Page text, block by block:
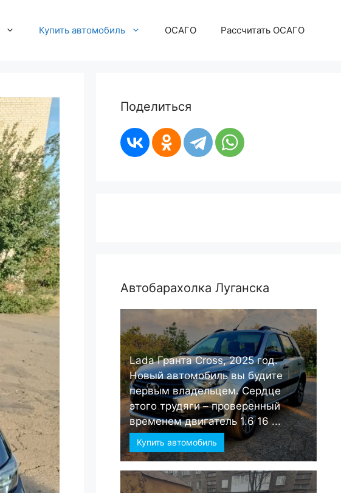
Купить автомобиль ОСАГО Рассчитать ОСАГО
Поделиться
Автобарахолка Луганска
Lada Гранта Cross, 2025 год.
Новый автомобиль вы будите
первым владельцем. Сердце
этого трудяги – проверенный
временем двигатель 1.6 16 ...
Купить автомобиль